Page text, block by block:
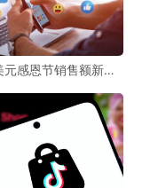
自配送卖家关于
询。为了帮大家快
小编整理出10大高
询，从物流规则到
感恩节销售额新纪
新风潮！